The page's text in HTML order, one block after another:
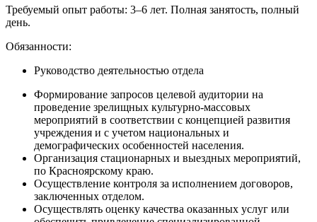
Требуемый опыт работы: 3–6 лет. Полная занятость, полный
день.
Обязанности:
Руководство деятельностью отдела
Формирование запросов целевой аудитории на
проведение зрелищных культурно-массовых
мероприятий в соответствии с концепцией развития
учреждения и с учетом национальных и
демографических особенностей населения.
Организация стационарных и выездных мероприятий,
по Красноярскому краю.
Осуществление контроля за исполнением договоров,
заключенных отделом.
Осуществлять оценку качества оказанных услуг или